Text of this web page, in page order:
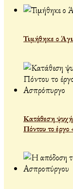
Τιμήθηκε ο
Κατάθεση
Πόντου το